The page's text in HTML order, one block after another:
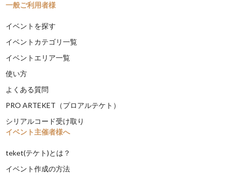
一般ご利用者様
イベントを探す
イベントカテゴリ一覧
イベントエリア一覧
使い方
よくある質問
PRO ARTEKET（プロアルテケト）
シリアルコード受け取り
イベント主催者様へ
teket(テケト)とは？
イベント作成の方法